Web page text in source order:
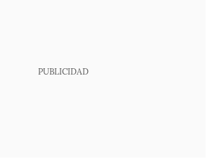
PUBLICIDAD